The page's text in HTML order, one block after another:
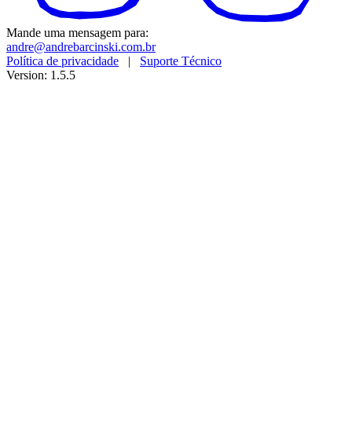
Mande uma mensagem para:
andre@andrebarcinski.com.br
Política de privacidade | Suporte Técnico
Version: 1.5.5